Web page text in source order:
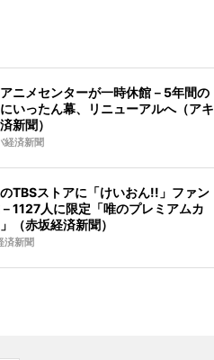
ニメセンターが一時休館－5年間の
いったん幕、リニューアルへ（アキ
新聞）
経済新聞
TBSストアに「けいおん!!」ファン
1127人に限定「唯のプレミアムカ
（赤坂経済新聞）
済新聞